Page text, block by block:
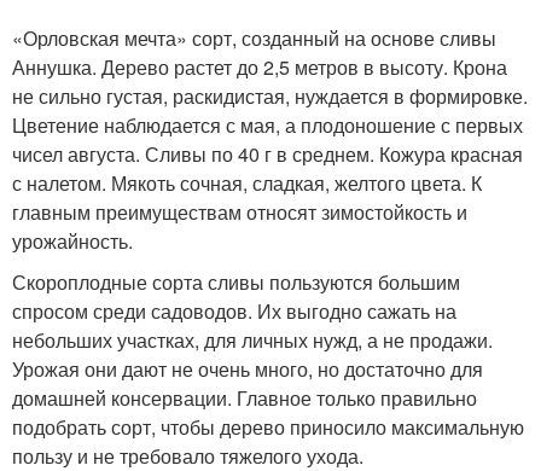
«Орловская мечта» сорт, созданный на основе сливы
Аннушка. Дерево растет до 2,5 метров в высоту. Крона
не сильно густая, раскидистая, нуждается в формировке.
Цветение наблюдается с мая, а плодоношение с первых
чисел августа. Сливы по 40 г в среднем. Кожура красная
с налетом. Мякоть сочная, сладкая, желтого цвета. К
главным преимуществам относят зимостойкость и
урожайность.
Скороплодные сорта сливы пользуются большим
спросом среди садоводов. Их выгодно сажать на
небольших участках, для личных нужд, а не продажи.
Урожая они дают не очень много, но достаточно для
домашней консервации. Главное только правильно
подобрать сорт, чтобы дерево приносило максимальную
пользу и не требовало тяжелого ухода.